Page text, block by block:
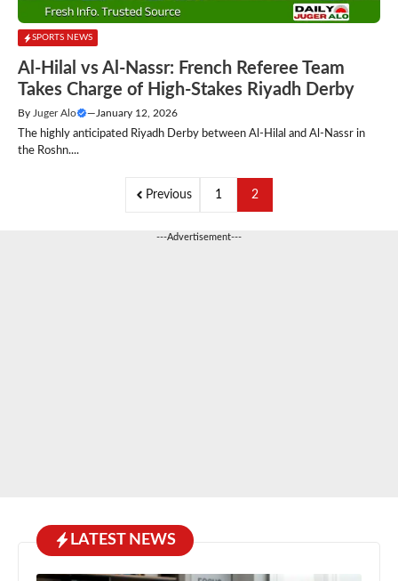
SPORTS NEWS
Al-Hilal vs Al-Nassr: French Referee Team
Takes Charge of High-Stakes Riyadh Derby
By Juger Alo — January 12, 2026
The highly anticipated Riyadh Derby between Al-Hilal and Al-Nassr in
the Roshn....
Previous 1 2
---Advertisement---
LATEST NEWS